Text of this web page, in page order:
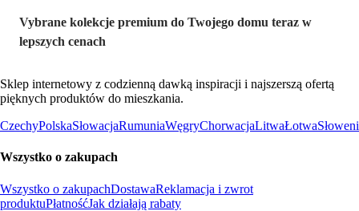
Vybrane kolekcje premium do Twojego domu teraz w
lepszych cenach
Sklep internetowy z codzienną dawką inspiracji i najszerszą ofertą
pięknych produktów do mieszkania.
CzechyPolskaSłowacjaRumuniaWęgryChorwacjaLitwaŁotwa
Wszystko o zakupach
Wszystko o zakupachDostawaReklamacja i zwrot
produktuPłatnośćJak działają rabaty